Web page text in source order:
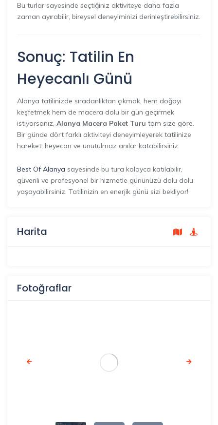
Bu turlar sayesinde seçtiğiniz aktiviteye daha fazla
zaman ayırabilir, bireysel deneyiminizi derinleştirebilirsiniz.
Sonuç: Tatilin En
Heyecanlı Günü
Alanya tatilinizde sıradanlıktan çıkmak, hem doğayı
keşfetmek hem de macera dolu bir gün geçirmek
istiyorsanız, Alanya Macera Paket Turu tam size göre.
Bir günde dört farklı aktiviteyi deneyimleyerek tatilinize
hareket, heyecan ve unutulmaz anılar katabilirsiniz.
Best Of Alanya sayesinde bu tura kolayca katılabilir,
güvenli ve profesyonel bir hizmetle gününüzü dolu dolu
yaşayabilirsiniz. Tatilinizin en enerjik günü sizi bekliyor!
Harita
Fotoğraflar